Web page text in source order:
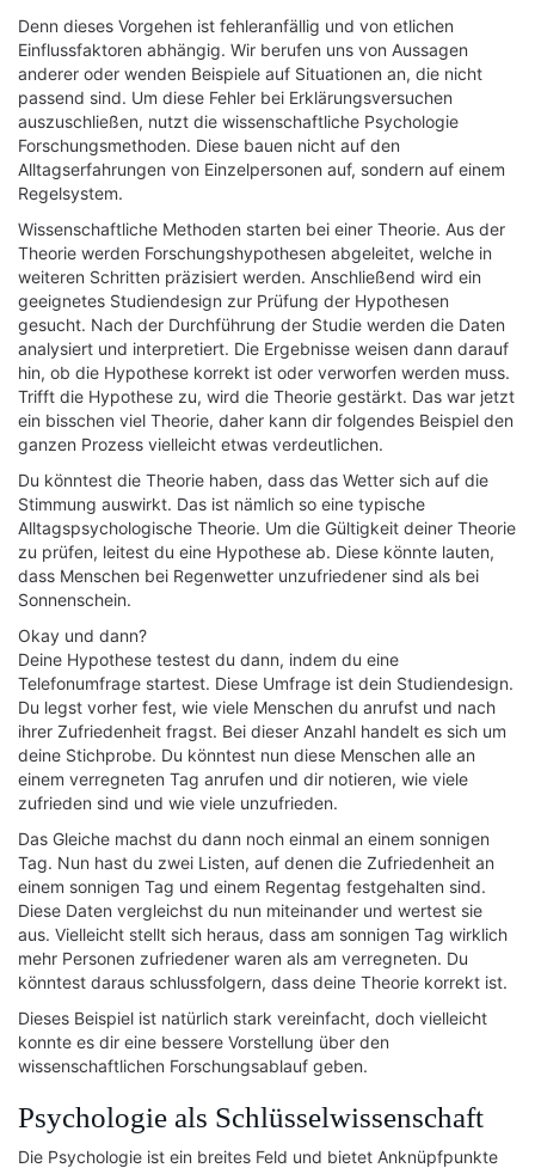
Denn dieses Vorgehen ist fehleranfällig und von etlichen
Einflussfaktoren abhängig. Wir berufen uns von Aussagen
anderer oder wenden Beispiele auf Situationen an, die nicht
passend sind. Um diese Fehler bei Erklärungsversuchen
auszuschließen, nutzt die wissenschaftliche Psychologie
Forschungsmethoden. Diese bauen nicht auf den
Alltagserfahrungen von Einzelpersonen auf, sondern auf einem
Regelsystem.
Wissenschaftliche Methoden starten bei einer Theorie. Aus der
Theorie werden Forschungshypothesen abgeleitet, welche in
weiteren Schritten präzisiert werden. Anschließend wird ein
geeignetes Studiendesign zur Prüfung der Hypothesen
gesucht. Nach der Durchführung der Studie werden die Daten
analysiert und interpretiert. Die Ergebnisse weisen dann darauf
hin, ob die Hypothese korrekt ist oder verworfen werden muss.
Trifft die Hypothese zu, wird die Theorie gestärkt. Das war jetzt
ein bisschen viel Theorie, daher kann dir folgendes Beispiel den
ganzen Prozess vielleicht etwas verdeutlichen.
Du könntest die Theorie haben, dass das Wetter sich auf die
Stimmung auswirkt. Das ist nämlich so eine typische
Alltagspsychologische Theorie. Um die Gültigkeit deiner Theorie
zu prüfen, leitest du eine Hypothese ab. Diese könnte lauten,
dass Menschen bei Regenwetter unzufriedener sind als bei
Sonnenschein.
Okay und dann?
Deine Hypothese testest du dann, indem du eine
Telefonumfrage startest. Diese Umfrage ist dein Studiendesign.
Du legst vorher fest, wie viele Menschen du anrufst und nach
ihrer Zufriedenheit fragst. Bei dieser Anzahl handelt es sich um
deine Stichprobe. Du könntest nun diese Menschen alle an
einem verregneten Tag anrufen und dir notieren, wie viele
zufrieden sind und wie viele unzufrieden.
Das Gleiche machst du dann noch einmal an einem sonnigen
Tag. Nun hast du zwei Listen, auf denen die Zufriedenheit an
einem sonnigen Tag und einem Regentag festgehalten sind.
Diese Daten vergleichst du nun miteinander und wertest sie
aus. Vielleicht stellt sich heraus, dass am sonnigen Tag wirklich
mehr Personen zufriedener waren als am verregneten. Du
könntest daraus schlussfolgern, dass deine Theorie korrekt ist.
Dieses Beispiel ist natürlich stark vereinfacht, doch vielleicht
konnte es dir eine bessere Vorstellung über den
wissenschaftlichen Forschungsablauf geben.
Psychologie als Schlüsselwissenschaft
Die Psychologie ist ein breites Feld und bietet Anknüpfpunkte